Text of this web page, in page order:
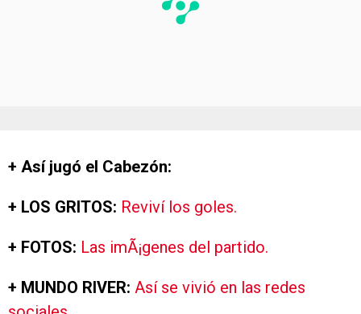
+ Así jugó el Cabezón:
+ LOS GRITOS: Reviví los goles.
+ FOTOS: Las imÃ¡genes del partido.
+ MUNDO RIVER: Así se vivió en las redes